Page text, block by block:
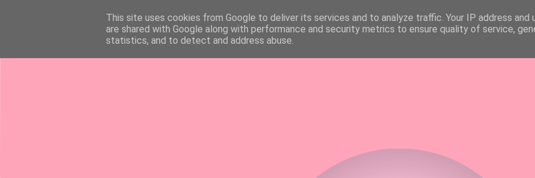
HOME FAQ & MEDIA KIT ALL RIGHTS RESERVED
This site uses cookies from Google to deliver its services and to analyze traffic. Your IP address and
are shared with Google along with performance and security metrics to ensure quality of service,
statistics, and to detect and address abuse.